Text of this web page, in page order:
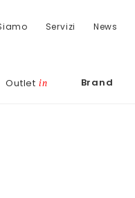
Servizi News
Outlet in Brand